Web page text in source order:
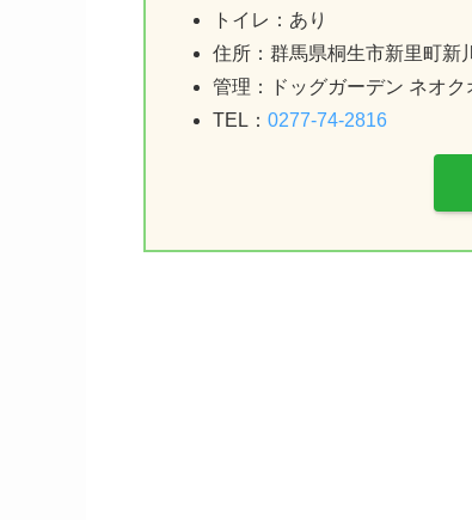
トイレ：あり
住所：群馬県桐生市新里町新
管理：ドッグガーデン ネオク
TEL： 0277-74-2816